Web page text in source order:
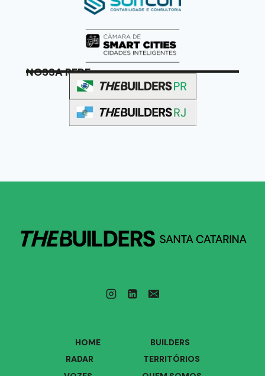
NOSSA REDE
HOME
BUILDERS
RADAR
TERRITÓRIOS